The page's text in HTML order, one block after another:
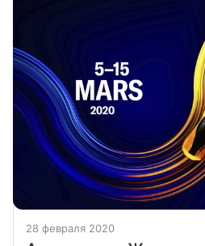
28 февраля 2020